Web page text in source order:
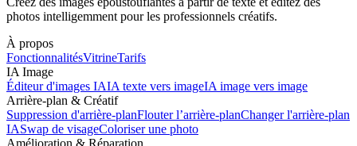
photos intelligemment pour les professionnels créatifs.
À propos
FonctionnalitésVitrineTarifs
IA Image
Éditeur d'images IAIA texte vers imageIA image vers image
Arrière-plan & Créatif
Suppression d'arrière-planFlouter l’arrière-planChanger l'arrière-plan
IASwap de visageColoriser une photo